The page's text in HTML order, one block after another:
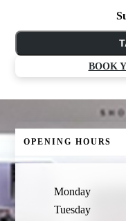
BOOK
OPENING HOURS
Monday
Tuesday